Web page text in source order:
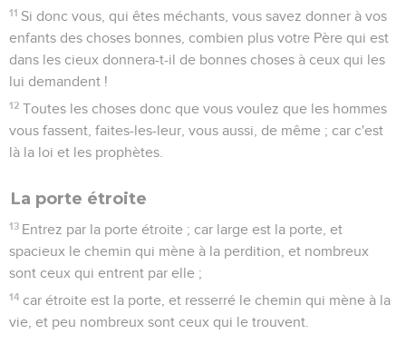
11 Si donc vous, qui êtes méchants, vous savez donner à vos
enfants des choses bonnes, combien plus votre Père qui est
dans les cieux donnera-t-il de bonnes choses à ceux qui les
lui demandent !
12 Toutes les choses donc que vous voulez que les hommes
vous fassent, faites-les-leur, vous aussi, de même ; car c'est
là la loi et les prophètes.
La porte étroite
13 Entrez par la porte étroite ; car large est la porte, et
spacieux le chemin qui mène à la perdition, et nombreux
sont ceux qui entrent par elle ;
14 car étroite est la porte, et resserré le chemin qui mène à la
vie, et peu nombreux sont ceux qui le trouvent.